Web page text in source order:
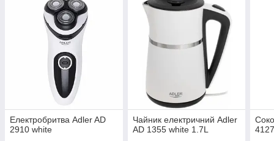
Електробритва Adler AD
2910 white
Чайник електричний Adler
AD 1355 white 1.7L